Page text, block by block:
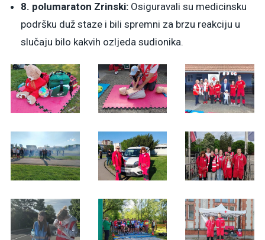
8. polumaraton Zrinski: Osiguravali su medicinsku
podršku duž staze i bili spremni za brzu reakciju u
slučaju bilo kakvih ozljeda sudionika.